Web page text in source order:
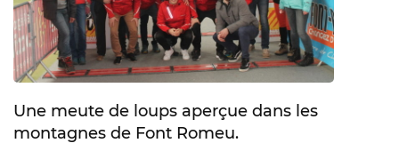
Une meute de loups aperçue dans les
montagnes de Font Romeu.